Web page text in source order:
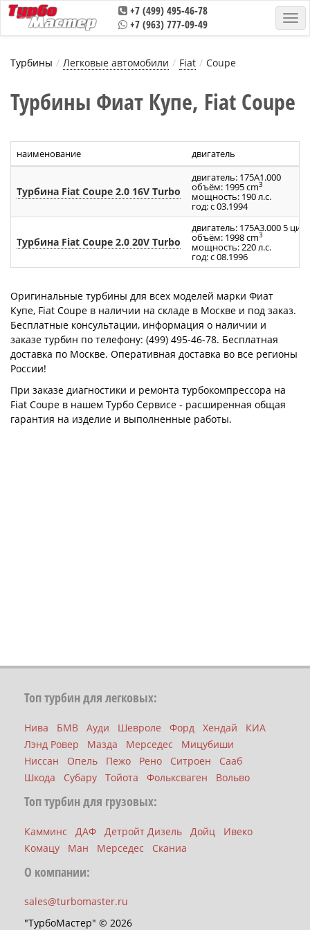
+7 (499) 495-46-78
+7 (963) 777-09-49
Турбины Легковые автомобили Fiat Coupe
Турбины Фиат Купе, Fiat Coupe
наименование двигатель
Турбина Fiat Coupe 2.0 16V Turbo
двигатель: 175A1.000
объём: 1995 cm3
мощность: 190 л.с.
год: с 03.1994
Турбина Fiat Coupe 2.0 20V Turbo
двигатель: 175A3.000 5 цил.
объём: 1998 cm3
мощность: 220 л.с.
год: с 08.1996
Оригинальные турбины для всех моделей марки Фиат
Купе, Fiat Coupe в наличии на складе в Москве и под заказ.
Бесплатные консультации, информация о наличии и
заказе турбин по телефону: (499) 495-46-78. Бесплатная
доставка по Москве. Оперативная доставка во все регионы
России!
При заказе диагностики и ремонта турбокомпрессора на
Fiat Coupe в нашем Турбо Сервисе - расширенная общая
гарантия на изделие и выполненные работы.
Топ турбин для легковых:
Нива БМВ Ауди Шевроле Форд Хендай
КИА
Лэнд Ровер
Мазда Мерседес
Мицубиши
Ниссан
Опель Пежо Рено Ситроен
Сааб
Шкода
Субару Тойота Фольксваген Вольво
Топ турбин для грузовых:
Камминс ДАФ Детройт Дизель Дойц
Ивеко
Комацу
Ман Мерседес Сканиа
О компании:
sales@turbomaster.ru
"ТурбоМастер" © 2026